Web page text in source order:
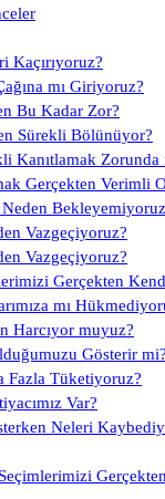
Kaçırıyoruz?
mı Giriyoruz?
Bu Kadar Zor?
Sürekli Bölünüyor?
Kanıtlamak Zorunda
Gerçekten Verimli
Neden
Vazgeçiyoruz?
Vazgeçiyoruz?
Gerçekten
mı
Harcıyor muyuz?
Gösterir mi?
Fazla Tüketiyoruz?
Var?
Neleri